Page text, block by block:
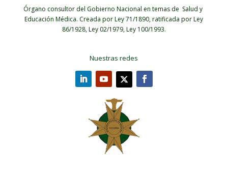
Órgano consultor del Gobierno Nacional en temas de Salud y
Educación Médica. Creada por Ley 71/1890, ratificada por Ley
86/1928, Ley 02/1979, Ley 100/1993.
Nuestras redes